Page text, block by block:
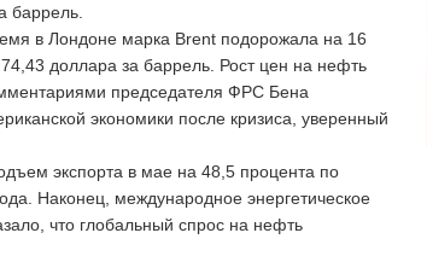
баррель.
в Лондоне марка Brent подорожала на 16
доллара за баррель. Рост цен на нефть
председателя ФРС Бена
экономики после кризиса, уверенный
экспорта в мае на 48,5 процента по
Наконец, международное энергетическое
что глобальный спрос на нефть